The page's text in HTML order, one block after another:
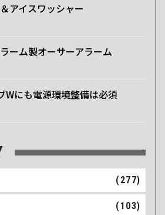
アイスワッシャー
ーム製オーサーアラーム
Wにも電源環境整備は必須
(277)
(103)